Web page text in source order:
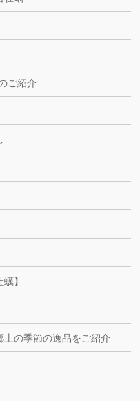
ご紹介
】
の季節の逸品をご紹介